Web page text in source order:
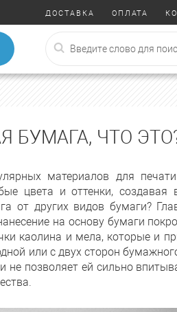
ДОСТАВКА ОПЛАТА
БУМАГА, ЧТО
материалов для
цвета и оттенки, создавая
от других видов бумаги?
на основу бумаги
каолина и мела, которые и
или с двух сторон
позволяет ей сильно